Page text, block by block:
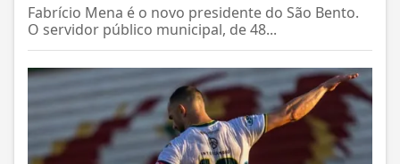
Fabrício Mena é o novo presidente do São Bento.
O servidor público municipal, de 48...